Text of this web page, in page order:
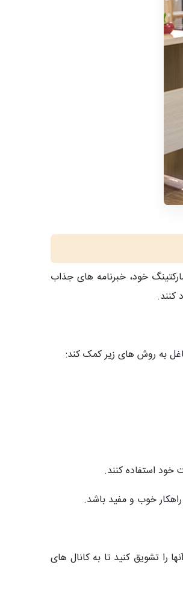
خود، خبرنامه های جذاب
کنند.
به روش های زیر کمک کند:
خود استفاده کنند.
خوب و مفید باشد.
را تشویق کنید تا به کانال های